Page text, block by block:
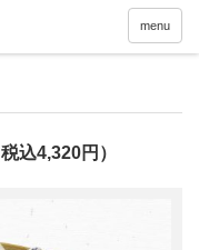
menu
込4,320円）